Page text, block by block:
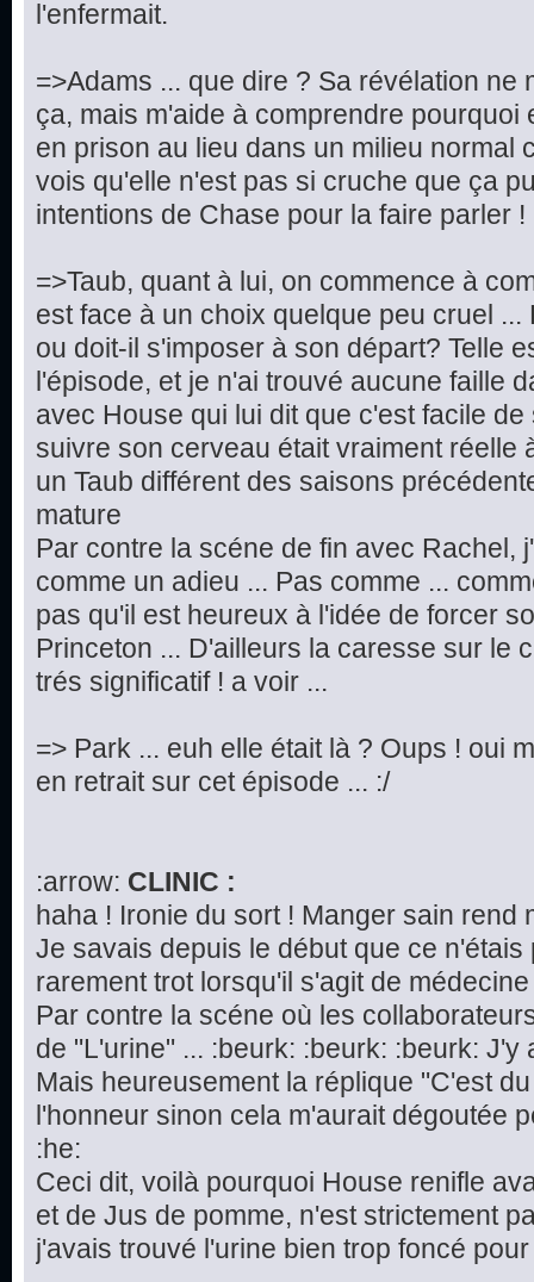
l'enfermait.
=>Adams ... que dire ? Sa révélation ne
ça, mais m'aide à comprendre
en prison au lieu dans un milieu normal
vois qu'elle n'est pas si cruche que ça
intentions de Chase pour la faire parler !
=>Taub, quant à lui, on commence à
est face à un choix quelque peu cruel
ou doit-il s'imposer à son départ? Telle
l'épisode, et je n'ai trouvé aucune faille
avec House qui lui dit que c'est facile
suivre son cerveau était vraiment réelle
un Taub différent des saisons
mature
Par contre la scéne de fin avec Rachel,
comme un adieu ... Pas comme ...
pas qu'il est heureux à l'idée de forcer
Princeton ... D'ailleurs la caresse sur le
trés significatif ! a voir ...
=> Park ... euh elle était là ? Oups ! oui
en retrait sur cet épisode ... :/
:arrow: CLINIC :
haha ! Ironie du sort ! Manger sain rend
Je savais depuis le début que ce
rarement trot lorsqu'il s'agit de
Par contre la scéne où les
de "L'urine" ... :beurk: :beurk: :beurk:
Mais heureusement la réplique "C'est
l'honneur sinon cela m'aurait dégoutée
:he:
Ceci dit, voilà pourquoi House renifle
et de Jus de pomme, n'est strictement
j'avais trouvé l'urine bien trop foncé